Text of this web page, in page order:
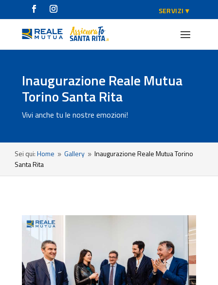
Inaugurazione Reale Mutua
Torino Santa Rita
Vivi anche tu le nostre emozioni!
Sei qui:Home 9 Gallery 9 Inaugurazione Reale Mutua Torino
Santa Rita